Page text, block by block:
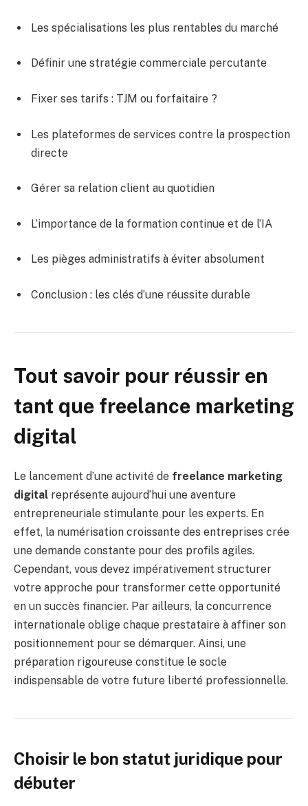
Les spécialisations les plus rentables du marché
Définir une stratégie commerciale percutante
Fixer ses tarifs : TJM ou forfaitaire ?
Les plateformes de services contre la prospection
directe
Gérer sa relation client au quotidien
L’importance de la formation continue et de l’IA
Les pièges administratifs à éviter absolument
Conclusion : les clés d’une réussite durable
Tout savoir pour réussir en
tant que freelance marketing
digital
Le lancement d’une activité de freelance marketing
digital représente aujourd’hui une aventure
entrepreneuriale stimulante pour les experts. En
effet, la numérisation croissante des entreprises crée
une demande constante pour des profils agiles.
Cependant, vous devez impérativement structurer
votre approche pour transformer cette opportunité
en un succès financier. Par ailleurs, la concurrence
internationale oblige chaque prestataire à affiner son
positionnement pour se démarquer. Ainsi, une
préparation rigoureuse constitue le socle
indispensable de votre future liberté professionnelle.
Choisir le bon statut juridique pour
débuter